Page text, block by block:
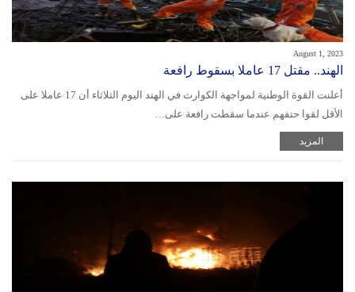
August 1, 2023
الهند.. مقتل 17 عاملا بسقوط رافعة
أعلنت القوة الوطنية لمواجهة الكوارث في الهند اليوم الثلاثاء أن 17 عاملا على
الأقل لقوا حتفهم عندما سقطت رافعة على…
المزيد